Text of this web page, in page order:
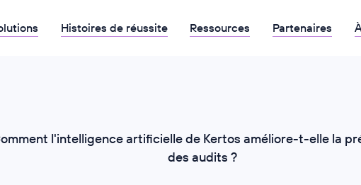
Histoires de réussite Ressources Partenaires
l'intelligence artificielle de Kertos améliore-t-elle la
des audits ?